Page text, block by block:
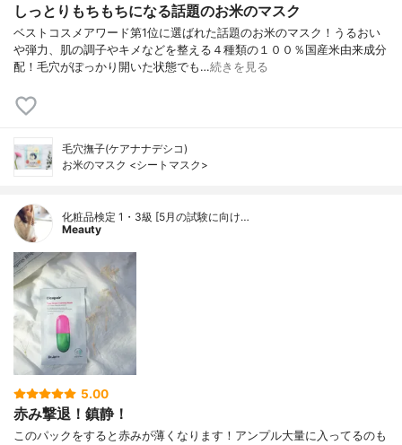
しっとりもちもちになる話題のお米のマスク
ベストコスメアワード第1位に選ばれた話題のお米のマスク！うるおい
や弾力、肌の調子やキメなどを整える４種類の１００％国産米由来成分
配！毛穴がぽっかり開いた状態でも…続きを見る
毛穴撫子(ケアナナデシコ)
お米のマスク <シートマスク>
化粧品検定 1・3級 [5月の試験に向け…
Meauty
5.00
赤み撃退！鎮静！
このパックをすると赤みが薄くなります！アンプル大量に入ってるのも